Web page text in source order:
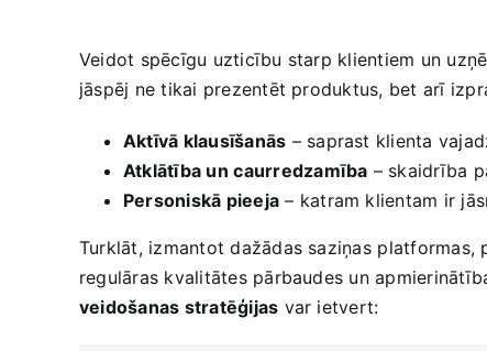
Veidot spēcīgu uzticību starp ‍klientiem un
jāspēj ne tikai prezentēt produktus, bet arī
Aktīvā klausīšanās – saprast klienta
Atklātība un⁣ caurredzamība – skaidrība
Personiskā pieeja – katram klientam ‌ir
Turklāt, izmantot​ dažādas saziņas
regulāras kvalitātes pārbaudes un
veidošanas stratēģijas var ietvert: